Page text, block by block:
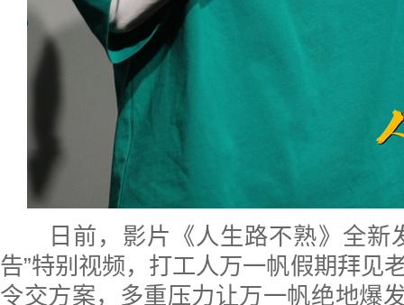
日前，影片《人生路不熟》全新
告”特别视频，打工人万一帆假期拜见
令交方案，多重压力让万一帆绝地爆